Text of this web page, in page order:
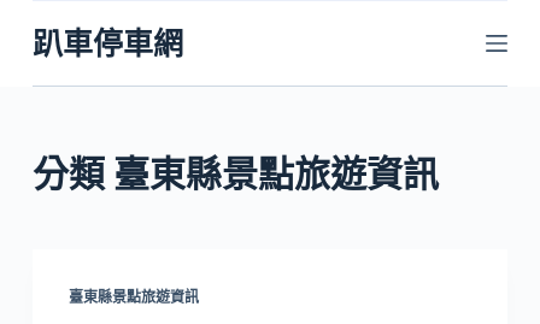
跳
至
主
內
容
趴車停車網
分類臺東縣景點旅遊資訊
臺東縣景點旅遊資訊